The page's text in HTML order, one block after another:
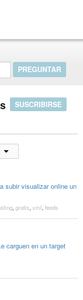
SUSCRIBIRSE
subir visualizar online un
, gratis, xml, feeds
carguen en un target